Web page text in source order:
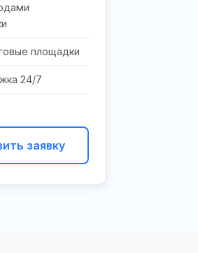
площадки
24/7
заявку